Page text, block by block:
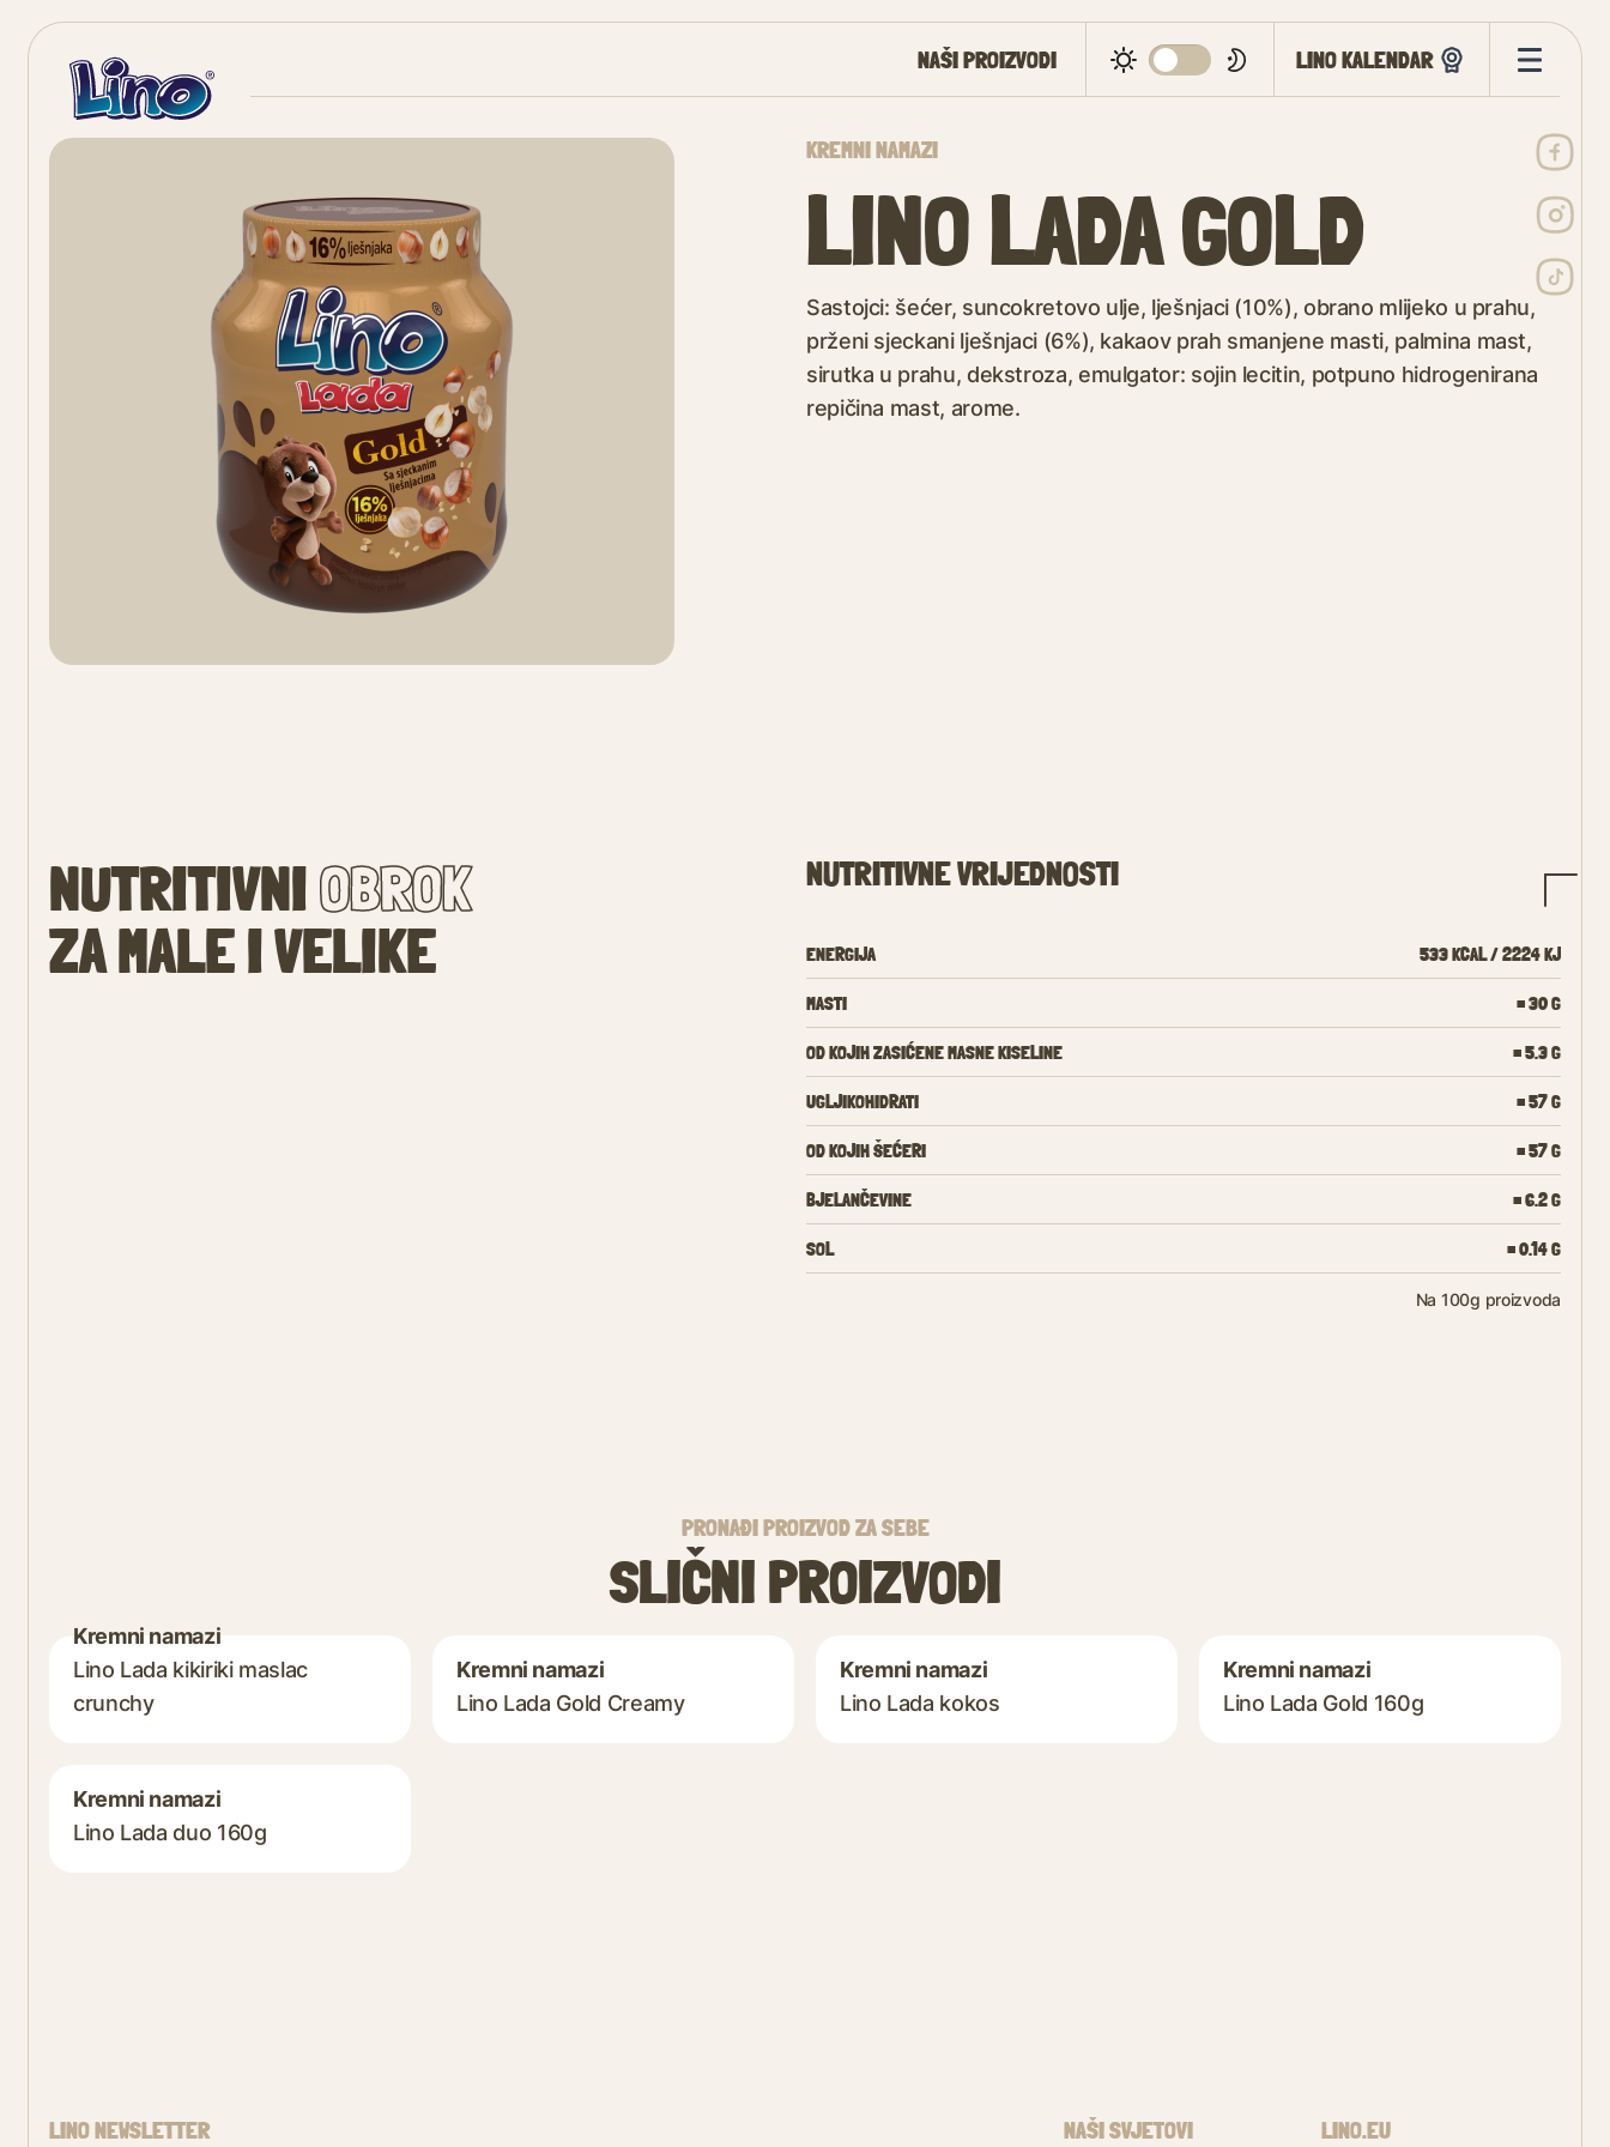
NAŠI PROIZVODI LINO KALENDAR
KREMNI NAMAZI
LINO LADA GOLD
Sastojci: šećer, suncokretovo ulje, lješnjaci (10%), obrano mlijeko u prahu,
prženi sjeckani lješnjaci (6%), kakaov prah smanjene masti, palmina mast,
sirutka u prahu, dekstroza, emulgator: sojin lecitin, potpuno hidrogenirana
repičina mast, arome.
NUTRITIVNIOBROK
ZA MALE I VELIKE
NUTRITIVNE VRIJEDNOSTI
ENERGIJA 533 KCAL / 2224 KJ
MASTI = 30 G
OD KOJIH ZASIĆENE MASNE KISELINE = 5.3 G
UGLJIKOHIDRATI = 57 G
OD KOJIH ŠEĆERI = 57 G
BJELANČEVINE = 6.2 G
SOL = 0.14 G
Na 100g proizvoda
PRONAĐI PROIZVOD ZA SEBE
SLIČNI PROIZVODI
Kremni namazi
Lino Lada kikiriki maslac
crunchy
Kremni namazi
Lino Lada Gold Creamy
Kremni namazi
Lino Lada kokos
Kremni namazi
Lino Lada Gold 160g
Kremni namazi
Lino Lada duo 160g
LINO NEWSLETTER NAŠI SVJETOVI LINO.EU